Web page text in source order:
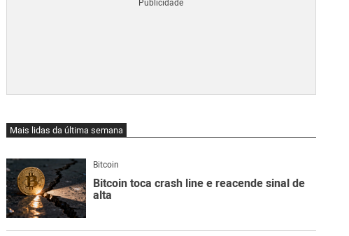
Mais lidas da última semana
Bitcoin
Bitcoin toca crash line e reacende sinal de
alta